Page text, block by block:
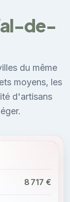
de-
du même
moyens, les
d'artisans
8 717 €